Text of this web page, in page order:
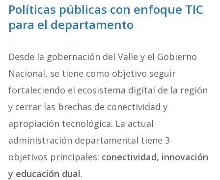
Políticas públicas con enfoque TIC
para el departamento
Desde la gobernación del Valle y el Gobierno
Nacional, se tiene como objetivo seguir
fortaleciendo el ecosistema digital de la región
y cerrar las brechas de conectividad y
apropiación tecnológica. La actual
administración departamental tiene 3
objetivos principales: conectividad, innovación
y educación dual.